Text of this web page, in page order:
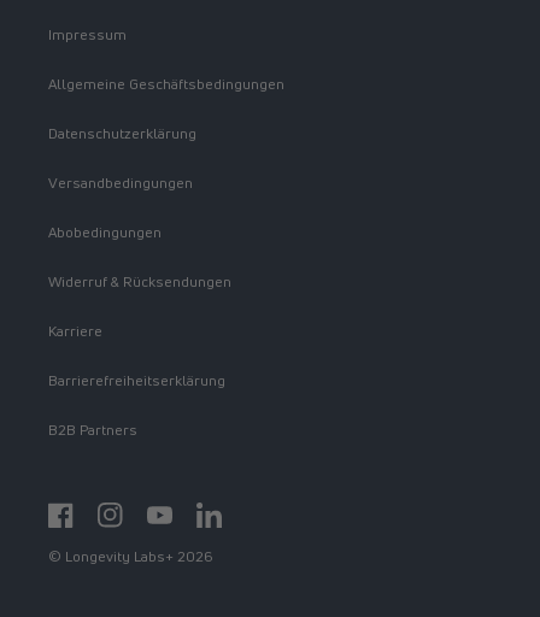
Impressum
Allgemeine Geschäftsbedingungen
Datenschutzerklärung
Versandbedingungen
Abobedingungen
Widerruf & Rücksendungen
Karriere
Barrierefreiheitserklärung
B2B Partners
FacebookInstagramYouTubehttps://www.linkedin.com/showcase/
© Longevity Labs+ 2026